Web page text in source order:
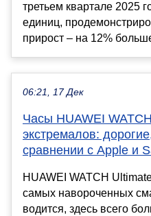
третьем квартале 2025
единиц,
прирост – на 12%
06:21, 17 Дек
Часы HUAWEI
экстремалов:
сравнении с Apple и
HUAWEI WATCH
самых навороченных
водится, здесь всего